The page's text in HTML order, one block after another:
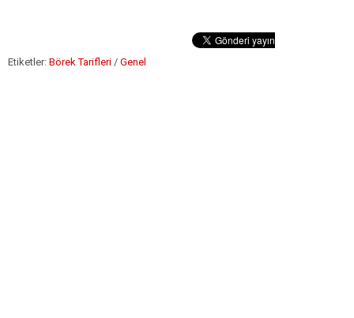
Etiketler: Börek Tarifleri / Genel